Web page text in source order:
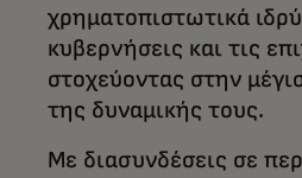
χρηματοπιστωτικά
κυβερνήσεις και τις
στοχεύοντας στην
της δυναμικής τους.
Με διασυνδέσεις σε